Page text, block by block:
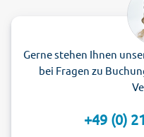
Gerne stehen Ihnen
bei Fragen zu
+49 (0)